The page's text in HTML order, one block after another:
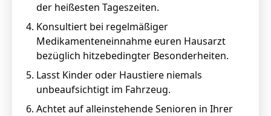
der heißesten Tageszeiten.
Konsultiert bei regelmäßiger
Medikamenteneinnahme euren Hausarzt
bezüglich hitzebedingter Besonderheiten.
Lasst Kinder oder Haustiere niemals
unbeaufsichtigt im Fahrzeug.
Achtet auf alleinstehende Senioren in Ihrer